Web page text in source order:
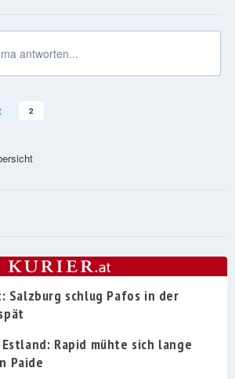
antworten...
2
Salzburg schlug Pafos in der
Rapid mühte sich lange
Paide